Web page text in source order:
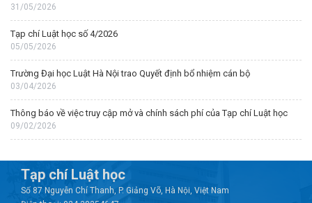
31/05/2026
Tạp chí Luật học số 4/2026
05/05/2026
Trường Đại học Luật Hà Nội trao Quyết định bổ nhiệm cán bộ
03/04/2026
Thông báo về việc truy cập mở và chính sách phí của Tạp chí Luật học
09/02/2026
Tạp chí Luật học
Số 87 Nguyễn Chí Thanh, P. Giảng Võ, Hà Nội, Việt Nam